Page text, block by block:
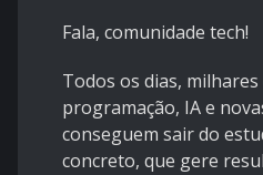
Fala, comunidade tech!
Todos os dias,
programação, IA e
conseguem sair do
concreto, que gere